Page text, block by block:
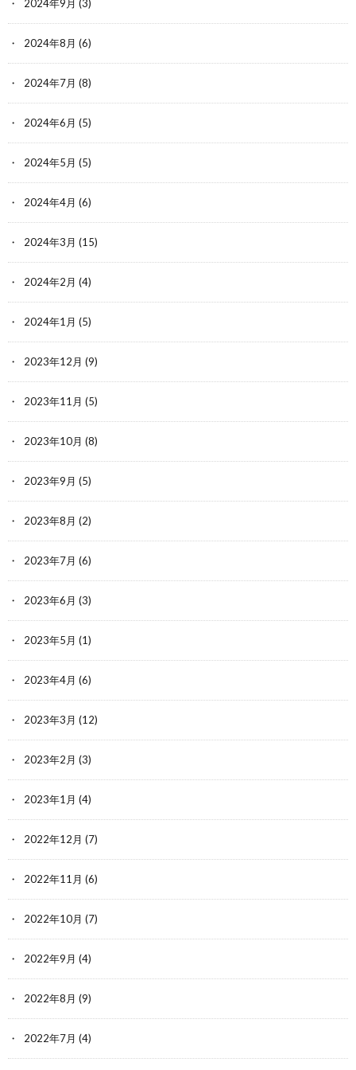
2024年9月 (3)
2024年8月 (6)
2024年7月 (8)
2024年6月 (5)
2024年5月 (5)
2024年4月 (6)
2024年3月 (15)
2024年2月 (4)
2024年1月 (5)
2023年12月 (9)
2023年11月 (5)
2023年10月 (8)
2023年9月 (5)
2023年8月 (2)
2023年7月 (6)
2023年6月 (3)
2023年5月 (1)
2023年4月 (6)
2023年3月 (12)
2023年2月 (3)
2023年1月 (4)
2022年12月 (7)
2022年11月 (6)
2022年10月 (7)
2022年9月 (4)
2022年8月 (9)
2022年7月 (4)